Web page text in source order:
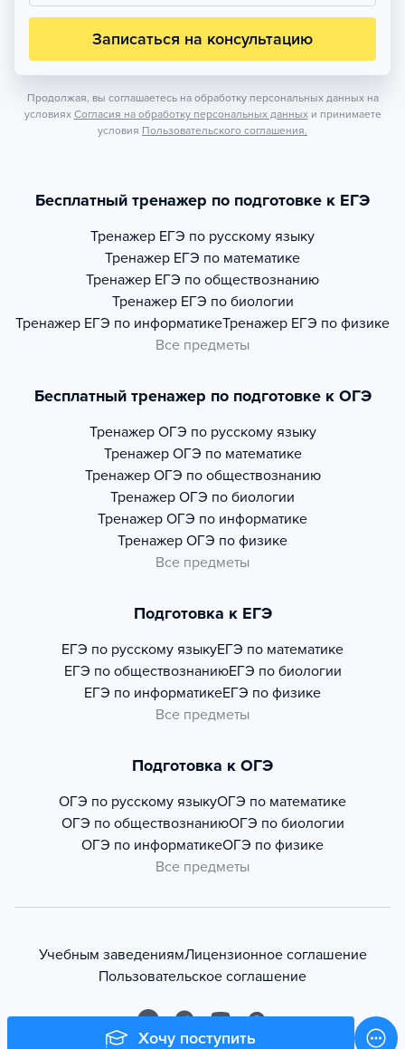
Хочу поступить
Записаться на консультацию
Продолжая, вы соглашаетесь на обработку персональных данных на
условиях Согласия на обработку персональных данных и принимаете
условия Пользовательского соглашения.
Бесплатный тренажер по подготовке к ЕГЭ
Тренажер ЕГЭ по русскому языку
Тренажер ЕГЭ по математике
Тренажер ЕГЭ по обществознанию
Тренажер ЕГЭ по биологии
Тренажер ЕГЭ по информатикеТренажер ЕГЭ по физике
Все предметы
Бесплатный тренажер по подготовке к ОГЭ
Тренажер ОГЭ по русскому языку
Тренажер ОГЭ по математике
Тренажер ОГЭ по обществознанию
Тренажер ОГЭ по биологии
Тренажер ОГЭ по информатике
Тренажер ОГЭ по физике
Все предметы
Подготовка к ЕГЭ
ЕГЭ по русскому языкуЕГЭ по математике
ЕГЭ по обществознаниюЕГЭ по биологии
ЕГЭ по информатикеЕГЭ по физике
Все предметы
Подготовка к ОГЭ
ОГЭ по русскому языкуОГЭ по математике
ОГЭ по обществознаниюОГЭ по биологии
ОГЭ по информатикеОГЭ по физике
Все предметы
Учебным заведениямЛицензионное соглашение
Пользовательское соглашение